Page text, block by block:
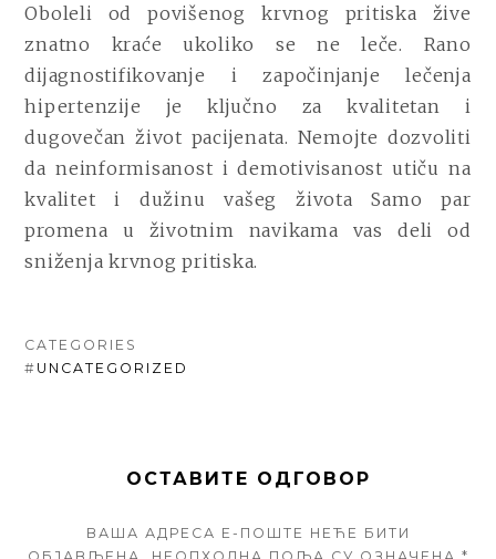
Oboleli od povišenog krvnog pritiska žive
znatno kraće ukoliko se ne leče. Rano
dijagnostifikovanje i započinjanje lečenja
hipertenzije je ključno za kvalitetan i
dugovečan život pacijenata. Nemojte dozvoliti
da neinformisanost i demotivisanost utiču na
kvalitet i dužinu vašeg života Samo par
promena u životnim navikama vas deli od
sniženja krvnog pritiska.
CATEGORIES
# UNCATEGORIZED
ОСТАВИТЕ ОДГОВОР
ВАША АДРЕСА Е-ПОШТЕ НЕЋЕ БИТИ